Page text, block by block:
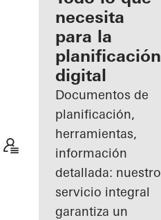
registrado
Descubre
mi área
de
trabajo
necesita
para la
planificación
digital
Documentos de
planificación,
herramientas,
información
detallada: nuestro
servicio integral
garantiza un